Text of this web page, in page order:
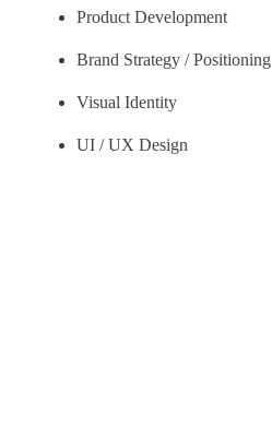
Product Development
Brand Strategy / Positioning
Visual Identity
UI / UX Design